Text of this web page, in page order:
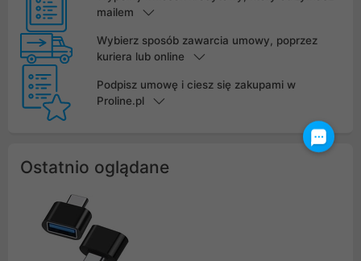
mailem
Wybierz sposób zawarcia umowy, poprzez
kuriera lub online
Podpisz umowę i ciesz się zakupami w
Proline.pl
Ostatnio oglądane